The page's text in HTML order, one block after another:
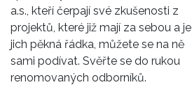
a.s., kteří čerpají své zkušenosti z
projektů, které již mají za sebou a je
jich pěkná řádka, můžete se na ně
sami podívat. Svěřte se do rukou
renomovaných odborníků.